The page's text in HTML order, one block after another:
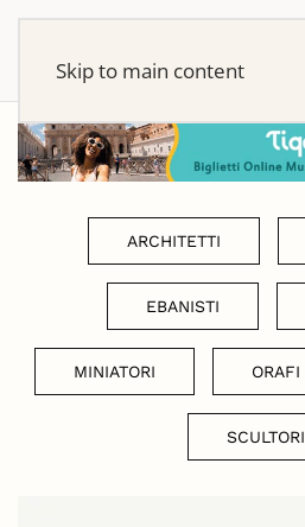
Skip to main content
ARCHITETTI
EBANISTI
MINIATORI ORAFI
SCULTORI